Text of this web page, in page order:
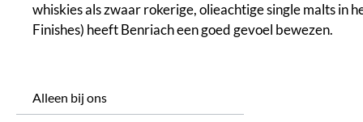
whiskies als zwaar rokerige, olieachtige single malts in
Finishes) heeft Benriach een goed gevoel bewezen.
Alleen bij ons